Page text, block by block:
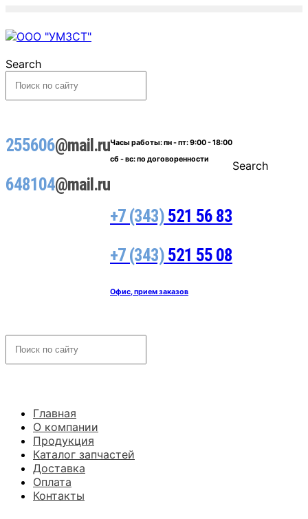
Search
255606@mail.ru
648104@mail.ru
Часы работы:пн - пт: 9:00 - 18:00
сб - вс: по договоренности
+7 (343) 521 56 83
+7 (343) 521 55 08
Офис, прием заказов
Search
Главная
О компании
Продукция
Каталог запчастей
Доставка
Оплата
Контакты